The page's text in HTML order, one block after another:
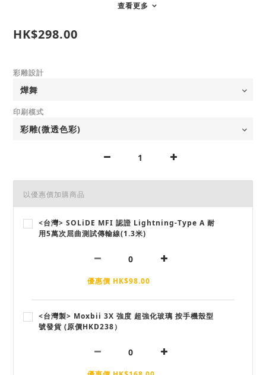
查看更多
HK$298.00
彩雕設計
印刷模式
以優惠價加購商品
<台灣> SOLiDE MFI 認證 Lightning-Type A 耐
用5萬次屈曲測試傳輸線(1.3米)
優惠價 HK$98.00
<台灣製> Moxbii 3X 強度 超強化玻璃 按手機殼型
號發貨 (原價HKD238）